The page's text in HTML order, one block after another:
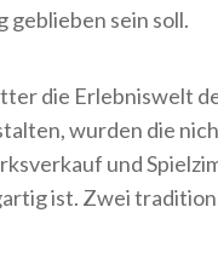
geblieben sein soll.
die Erlebniswelt
wurden die
und
ist. Zwei